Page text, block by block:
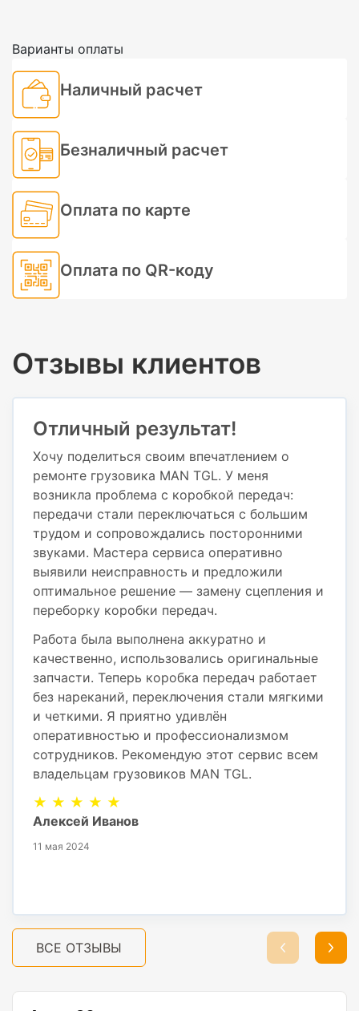
Варианты оплаты
Наличный расчет
Безналичный расчет
Оплата по карте
Оплата по QR-коду
Отзывы клиентов
Отличный результат!
Хочу поделиться своим впечатлением о
ремонте грузовика MAN TGL. У меня
возникла проблема с коробкой передач:
передачи стали переключаться с большим
трудом и сопровождались посторонними
звуками. Мастера сервиса оперативно
выявили неисправность и предложили
оптимальное решение — замену сцепления и
переборку коробки передач.
Работа была выполнена аккуратно и
качественно, использовались оригинальные
запчасти. Теперь коробка передач работает
без нареканий, переключения стали мягкими
и четкими. Я приятно удивлён
оперативностью и профессионализмом
сотрудников. Рекомендую этот сервис всем
владельцам грузовиков MAN TGL.
★ ★ ★ ★ ★
Алексей Иванов
11 мая 2024
ВСЕ ОТЗЫВЫ